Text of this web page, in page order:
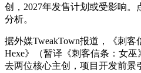
创，2027年发售计划或受影响
分析。
据外媒TweakTown报道，《刺客
Hexe》（暂译《刺客信条：女
去两位核心主创，项目开发前景